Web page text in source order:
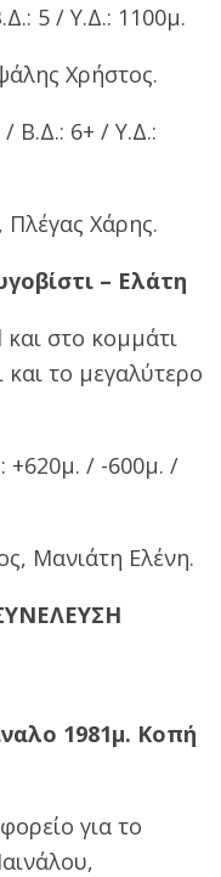
5 / Υ.Δ.: 1100μ.
Χρήστος.
Β.Δ.: 6+ / Υ.Δ.:
Πλέγας Χάρης.
– Ελάτη
στο κομμάτι
και το μεγαλύτερο
+620μ. / -600μ. /
Μανιάτη Ελένη.
1981μ. Κοπή
για το